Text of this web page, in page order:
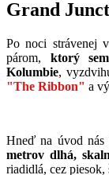
Grand
Po noci strávenej
párom, ktorý
Kolumbie,
"The Ribbon" a
Hneď na úvod nás
metrov dlhá,
riadidlá, cez piesok,